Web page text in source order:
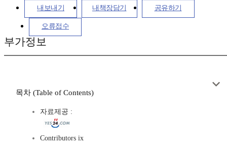
내보내기 내책장담기 공유하기
오류접수
부가정보
목차 (Table of Contents)
자료제공 :
Contributors ix